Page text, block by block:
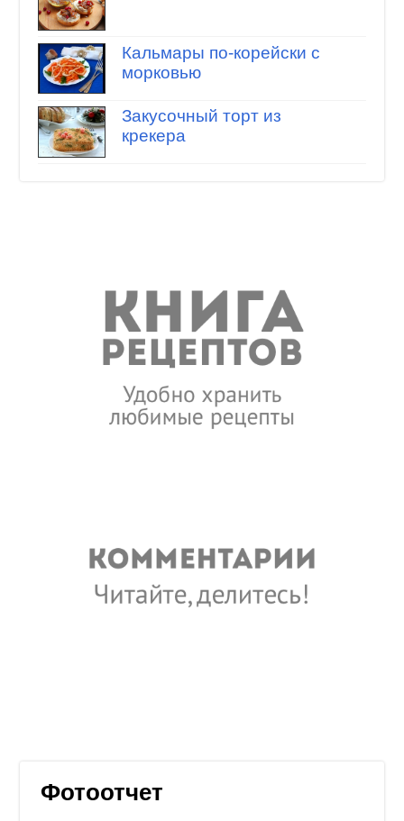
Кальмары по-корейски с
морковью
Закусочный торт из
крекера
Фотоотчет